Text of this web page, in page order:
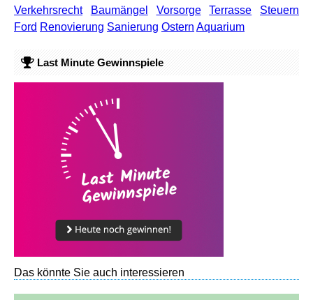
Verkehrsrecht
Baumängel Vorsorge Terrasse
Steuern
Ford Renovierung Sanierung Ostern Aquarium
Last Minute Gewinnspiele
Das könnte Sie auch interessieren